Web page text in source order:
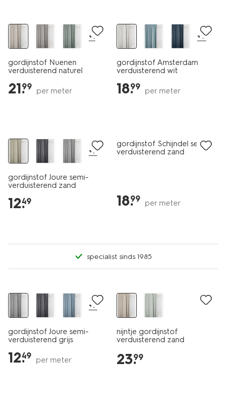
+1
gordijnstof Nuenen
verduisterend naturel
21.
99 per meter
+8
gordijnstof Amsterdam
verduisterend wit
18.
99 per meter
+7
gordijnstof Joure semi-
verduisterend zand
12.
49
gordijnstof Schijndel semi-
verduisterend zand
18.
99 per meter
specialist sinds 1985
+7
gordijnstof Joure semi-
verduisterend grijs
12.
49 per meter
nijntje gordijnstof
verduisterend zand
23.
99